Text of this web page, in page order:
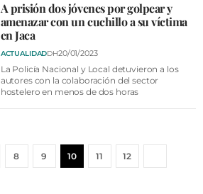
A prisión dos jóvenes por golpear y
amenazar con un cuchillo a su víctima
en Jaca
ACTUALIDADDH20/01/2023
La Policía Nacional y Local detuvieron a los
autores con la colaboración del sector
hostelero en menos de dos horas
8 9 10 11 12